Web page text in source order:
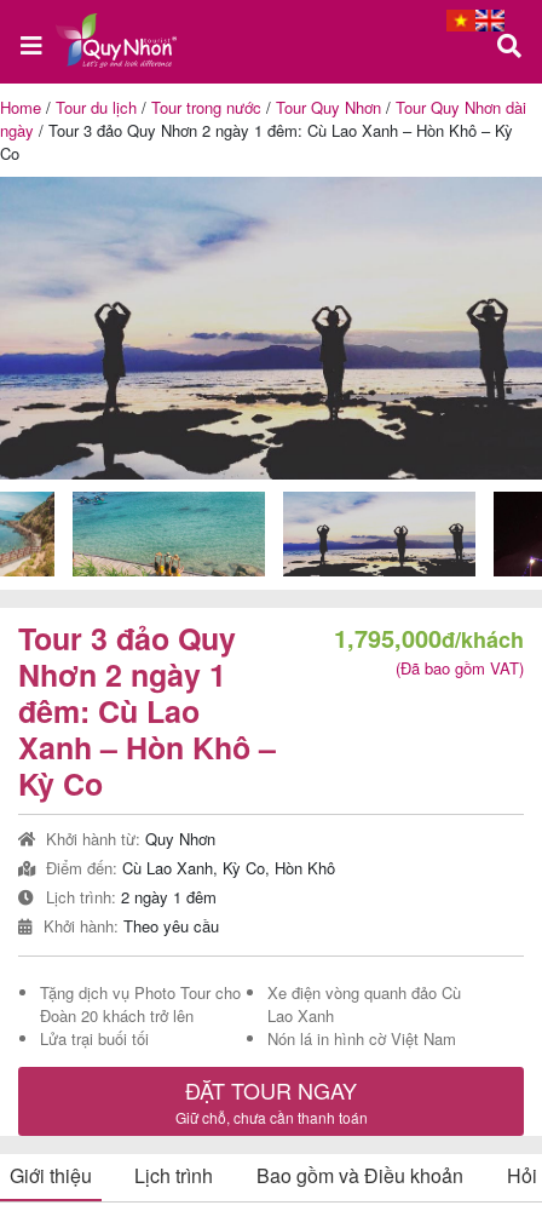
Trang
chủ
Tour
Nhơn
Tour
Phú
Yên
Tour
trong
nước
Combo
Quy
Nhơn
Lịch
khởi
hành
Tin
Home / Tour du lịch / Tour trong nước / Tour Quy Nhơn / Tour Quy Nhơn dài
ngày / Tour 3 đảo Quy Nhơn 2 ngày 1 đêm: Cù Lao Xanh – Hòn Khô – Kỳ
Co
Tour 3 đảo Quy
Nhơn 2 ngày 1
đêm: Cù Lao
Xanh – Hòn Khô –
Kỳ Co
1,795,000đ/khách
(Đã bao gồm VAT)
Khởi hành từ: Quy Nhơn
Điểm đến: Cù Lao Xanh, Kỳ Co, Hòn Khô
Lịch trình: 2 ngày 1 đêm
Khởi hành: Theo yêu cầu
Tặng dịch vụ Photo Tour cho
Đoàn 20 khách trở lên
Xe điện vòng quanh đảo Cù
Lao Xanh
Lửa trại buối tối
Nón lá in hình cờ Việt Nam
ĐẶT TOUR NGAY
Giữ chỗ, chưa cần thanh toán
Giới thiệu Lịch trình Bao gồm và Điều khoản